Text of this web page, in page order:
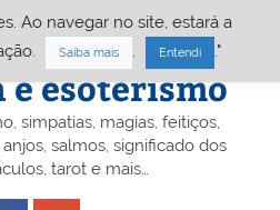
– Portal
esoterismo
simpatias, magias, feitiços,
salmos, significado dos
tarot e mais…
Ao navegar no site, estará a
Saiba mais Entendi ."